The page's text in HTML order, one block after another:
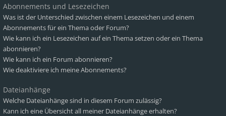
Abonnements und Lesezeichen
Was ist der Unterschied zwischen einem Lesezeichen und einem
Abonnements für ein Thema oder Forum?
Wie kann ich ein Lesezeichen auf ein Thema setzen oder ein Thema
abonnieren?
Wie kann ich ein Forum abonnieren?
Wie deaktiviere ich meine Abonnements?
Dateianhänge
Welche Dateianhänge sind in diesem Forum zulässig?
Kann ich eine Übersicht all meiner Dateianhänge erhalten?